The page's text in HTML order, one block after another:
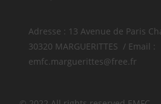
Adresse : 13 Avenue de Paris
30320 MARGUERITTES / Email :
emfc.marguerittes@free.fr